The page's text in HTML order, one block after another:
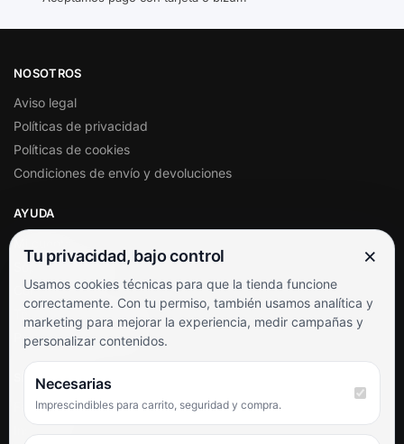
NOSOTROS
Aviso legal
Políticas de privacidad
Políticas de cookies
Condiciones de envío y devoluciones
AYUDA
Soporte al cliente
Contacto
Términos y condiciones
Preguntas frecuentes
SÍGUENOS
Facebook
Tu privacidad, bajo control ×
Usamos cookies técnicas para que la tienda funcione
correctamente. Con tu permiso, también usamos analítica y
marketing para mejorar la experiencia, medir campañas y
personalizar contenidos.
Necesarias
Imprescindibles para carrito, seguridad y compra.